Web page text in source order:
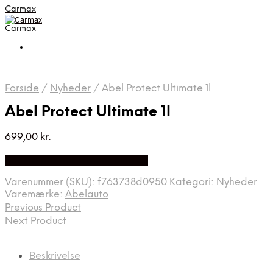
Carmax
Carmax
Forside / Nyheder / Abel Protect Ultimate 1l
Abel Protect Ultimate 1l
699,00 kr.
Varenummer (SKU): f763738d0950 Kategori: Nyheder
Varemærke: Abelauto
Previous Product
Next Product
Beskrivelse